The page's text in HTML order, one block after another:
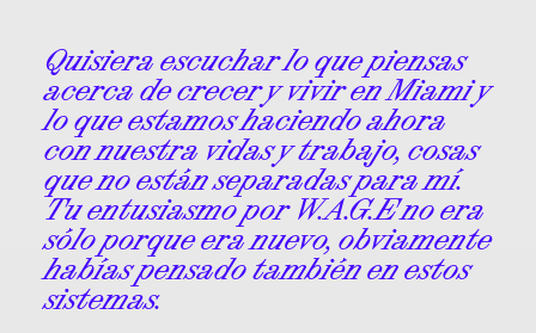
Quisiera escuchar lo que piensas
acerca de crecer y vivir en Miami y
lo que estamos haciendo ahora
con nuestra vidas y trabajo, cosas
que no están separadas para mí.
Tu entusiasmo por W.A.G.E no era
sólo porque era nuevo, obviamente
habías pensado también en estos
sistemas.